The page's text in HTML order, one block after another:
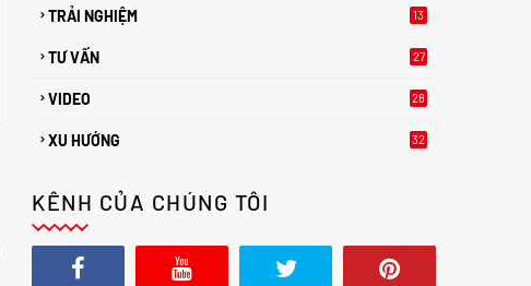
TRẢI NGHIỆM 13
TƯ VẤN
27
VIDEO 28
XU HƯỚNG
32
KÊNH CỦA CHÚNG TÔI